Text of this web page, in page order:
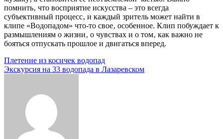
помнить‚ что восприятие искусства – это всегда
субъективный процесс‚ и каждый зритель может найти в
клипе «Водопадом» что-то свое‚ особенное. Клип побуждает к
размышлениям о жизни‚ о чувствах и о том‚ как важно не
бояться отпускать прошлое и двигаться вперед.
Навигация
по
Плетение из косичек водопад
Экскурсия на 33 водопада в Лазаревском